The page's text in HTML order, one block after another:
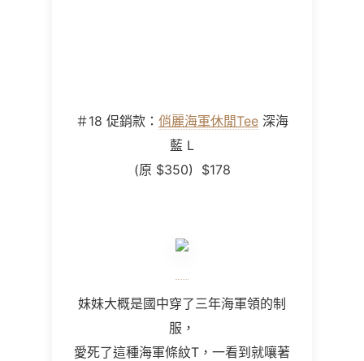
＃18 促銷款： 俏麗海軍休閒Tee 深海
藍 L
(原 $350) $178
妹妹大概是國中穿了三年海軍領的制
服，
愛死了這種海軍條紋T，一看到就嚷著